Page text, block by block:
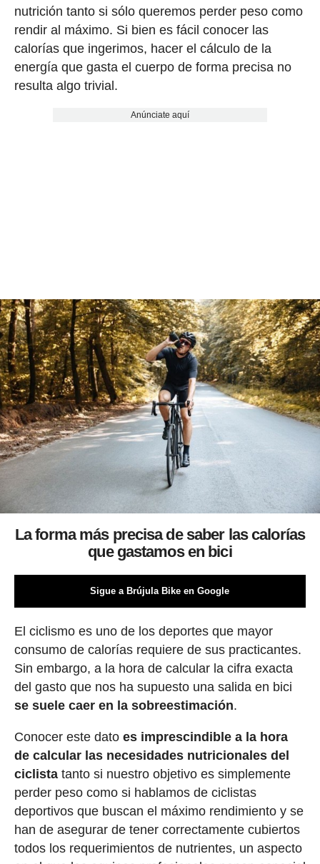
nutrición tanto si sólo queremos perder peso como
rendir al máximo. Si bien es fácil conocer las
calorías que ingerimos, hacer el cálculo de la
energía que gasta el cuerpo de forma precisa no
resulta algo trivial.
Anúnciate aquí
La forma más precisa de saber las calorías
que gastamos en bici
Sigue a Brújula Bike en Google
El ciclismo es uno de los deportes que mayor
consumo de calorías requiere de sus practicantes.
Sin embargo, a la hora de calcular la cifra exacta
del gasto que nos ha supuesto una salida en bici
se suele caer en la sobreestimación.
Conocer este dato es imprescindible a la hora
de calcular las necesidades nutricionales del
ciclistatanto si nuestro objetivo es simplemente
perder peso como si hablamos de ciclistas
deportivos que buscan el máximo rendimiento y se
han de asegurar de tener correctamente cubiertos
todos los requerimientos de nutrientes, un aspecto